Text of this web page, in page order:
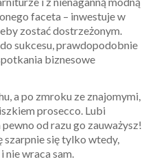
faceta – inwestuje w
zostać dostrzeżonym.
sukcesu, prawdopodobnie
biznesowe
a po zmroku ze znajomymi,
prosecco. Lubi
od razu go zauważysz!
szarpnie się tylko wtedy,
nie wraca sam.